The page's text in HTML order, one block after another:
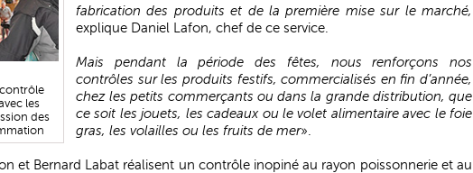
les
des
fabrication des produits et de la première mise sur le marché,
explique Daniel Lafon, chef de ce service.
Mais pendant la période des fêtes, nous renforçons nos
contrôles sur les produits festifs, commercialisés en fin d’année,
chez les petits commerçants ou dans la grande distribution, que
ce soit les jouets, les cadeaux ou le volet alimentaire avec le foie
gras, les volailles ou les fruits de mer».
et Bernard Labat réalisent un contrôle inopiné au rayon poissonnerie et au